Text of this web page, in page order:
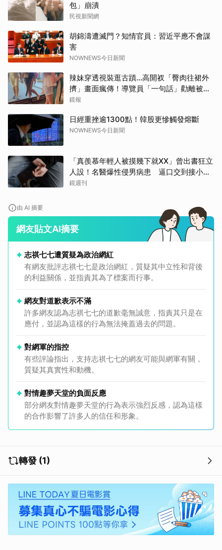
包」崩潰
民視新聞網
胡錦濤遭滅門？知情官員：習近平應不會謀
害
NOWNEWS今日新聞
辣妹穿透視裝逛古蹟…高開衩「臀肉往裙外
擠」畫面瘋傳！導覽員「一句話」勸離被狂
讚
鏡報
日經重挫逾1300點！韓股更慘觸發熔斷
NOWNEWS今日新聞
「真羨慕年輕人被摸幾下就XX」曾出書狂立
人設！名醫爆性侵男病患 逼口交到接小孩
鬧鐘響才停
鏡週刊
由 AI 摘要
網友貼文AI摘要
志祺七七遭質疑為政治網紅
有網友批評志祺七七是政治網紅，質疑其中立性和背後
的利益關係，並指責其為了標案而行事。
網友對道歉表示不滿
許多網友認為志祺七七的道歉毫無誠意，指責其只是在
應付，並認為這樣的行為無法掩蓋過去的問題。
對網軍的指控
有些評論指出，支持志祺七七的網友可能與網軍有關，
質疑其真實性和動機。
對情趣夢天堂的負面反應
部分網友對情趣夢天堂的行為表示強烈反感，認為這樣
的合作影響了許多人的信任和形象。
轉發 (1)